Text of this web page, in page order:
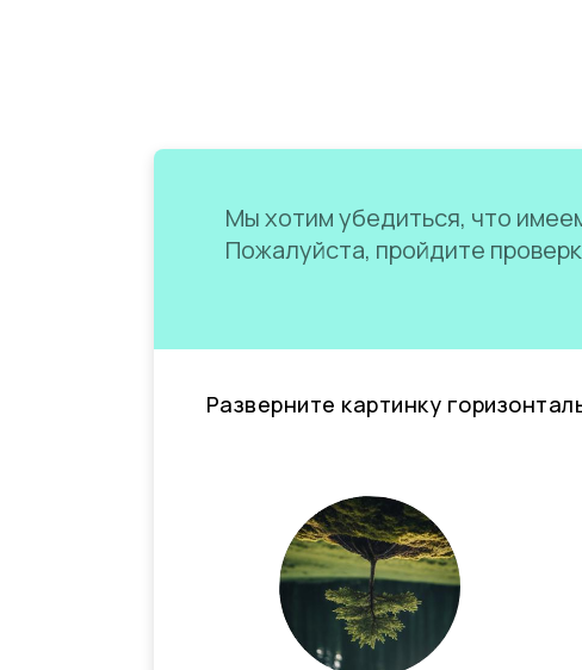
Мы хотим убедиться, что
Пожалуйста, пройдите
Разверните картинку